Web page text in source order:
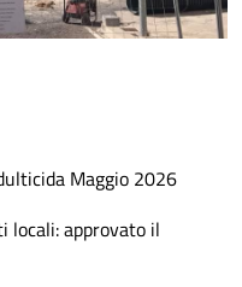
Maggio 2026
locali: approvato il